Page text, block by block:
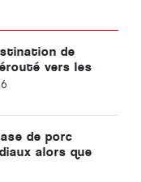
de
vers les
d'un problème
de porc
alors que
du monde